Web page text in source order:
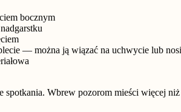
bocznym
— można ją wiązać na uchwycie lub
spotkania. Wbrew pozorom mieści więcej